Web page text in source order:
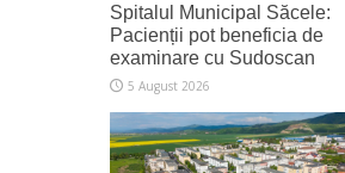
Spitalul Municipal Săcele:
Pacienții pot beneficia de
examinare cu Sudoscan
5 August 2026